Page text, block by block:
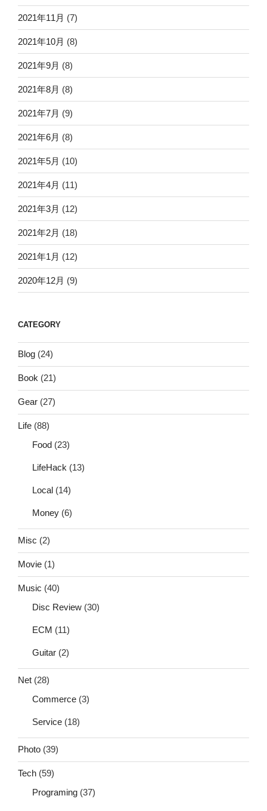
2021年11月 (7)
2021年10月 (8)
2021年9月 (8)
2021年8月 (8)
2021年7月 (9)
2021年6月 (8)
2021年5月 (10)
2021年4月 (11)
2021年3月 (12)
2021年2月 (18)
2021年1月 (12)
2020年12月 (9)
CATEGORY
Blog (24)
Book (21)
Gear (27)
Life (88)
Food (23)
LifeHack (13)
Local (14)
Money (6)
Misc (2)
Movie (1)
Music (40)
Disc Review (30)
ECM (11)
Guitar (2)
Net (28)
Commerce (3)
Service (18)
Photo (39)
Tech (59)
Programing (37)